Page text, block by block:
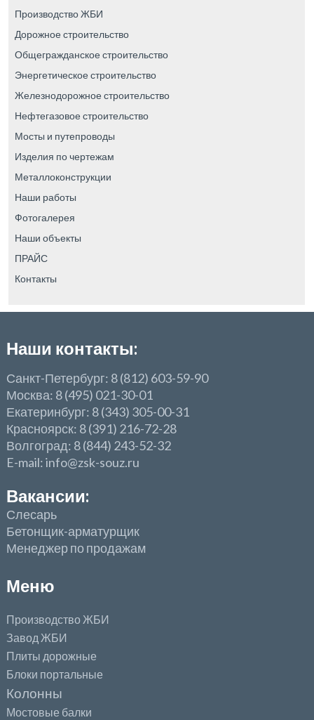
Производство ЖБИ
Дорожное строительство
Общегражданское строительство
Энергетическое строительство
Железнодорожное строительство
Нефтегазовое строительство
Мосты и путепроводы
Изделия по чертежам
Металлоконструкции
Наши работы
Фотогалерея
Наши объекты
ПРАЙС
Контакты
Наши контакты:
Санкт-Петербург: 8 (812) 603-59-90
Москва: 8 (495) 021-30-01
Екатеринбург: 8 (343) 305-00-31
Красноярск: 8 (391) 216-72-28
Волгоград: 8 (844) 243-52-32
E-mail: info@zsk-souz.ru
Вакансии:
Слесарь
Бетонщик-арматурщик
Менеджер по продажам
Меню
Производство ЖБИ
Завод ЖБИ
Плиты дорожные
Блоки портальные
Колонны
Мостовые балки